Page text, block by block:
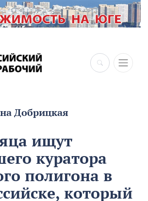
×
Добрицкая
ищут
куратора
полигона в
который